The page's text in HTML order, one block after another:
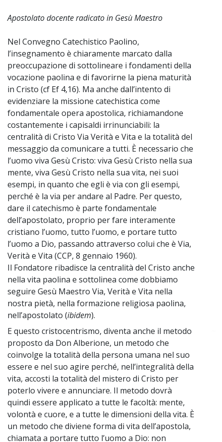
Apostolato docente radicato in Gesù Maestro
Nel Convegno Catechistico Paolino,
l’insegnamento è chiaramente marcato dalla
preoccupazione di sottolineare i fondamenti della
vocazione paolina e di favorirne la piena maturità
in Cristo (cf Ef 4,16). Ma anche dall’intento di
evidenziare la missione catechistica come
fondamentale opera apostolica, richiamandone
costantemente i capisaldi irrinunciabili: la
centralità di Cristo Via Verità e Vita e la totalità del
messaggio da comunicare a tutti. È necessario che
l’uomo viva Gesù Cristo: viva Gesù Cristo nella sua
mente, viva Gesù Cristo nella sua vita, nei suoi
esempi, in quanto che egli è via con gli esempi,
perché è la via per andare al Padre. Per questo,
dare il catechismo è parte fondamentale
dell’apostolato, proprio per fare interamente
cristiano l’uomo, tutto l’uomo, e portare tutto
l’uomo a Dio, passando attraverso colui che è Via,
Verità e Vita (CCP, 8 gennaio 1960).
Il Fondatore ribadisce la centralità del Cristo anche
nella vita paolina e sottolinea come dobbiamo
seguire Gesù Maestro Via, Verità e Vita nella
nostra pietà, nella formazione religiosa paolina,
nell’apostolato (ibidem).
E questo cristocentrismo, diventa anche il metodo
proposto da Don Alberione, un metodo che
coinvolge la totalità della persona umana nel suo
essere e nel suo agire perché, nell’integralità della
vita, accosti la totalità del mistero di Cristo per
poterlo vivere e annunciare. Il metodo dovrà
quindi essere applicato a tutte le facoltà: mente,
volontà e cuore, e a tutte le dimensioni della vita. È
un metodo che diviene forma di vita dell’apostola,
chiamata a portare tutto l’uomo a Dio: non